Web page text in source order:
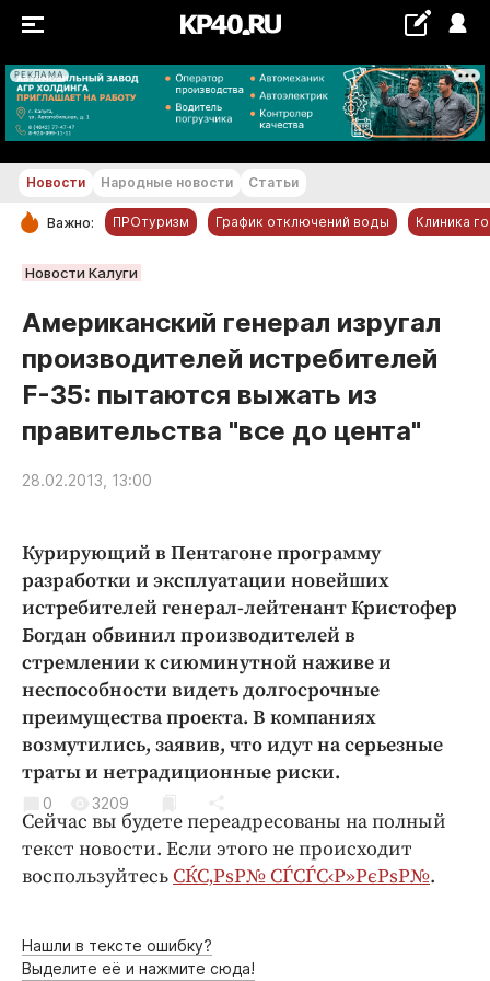
РЕКЛАМА
+21...+22 °С
РУБРИКИ
Новости компаний
Статьи
Народные новости
Авто и транспорт
Благоустройство
Недвижимость и ЖКХ
Образование
Общество
Погода
Праздники
Происшествия
Спорт
Экономика и бизнес
ПРОЕКТЫ
Блоги
Медиаперсона
Новости Народные новости Статьи
Важно: ПРОтуризм График отключений воды Клиника
Новости Калуги
Американский генерал изругал
производителей истребителей
F-35: пытаются выжать из
правительства "все до цента"
28.02.2013, 13:00
Курирующий в Пентагоне программу
разработки и эксплуатации новейших
истребителей генерал-лейтенант Кристофер
Богдан обвинил производителей в
стремлении к сиюминутной наживе и
неспособности видеть долгосрочные
преимущества проекта. В компаниях
возмутились, заявив, что идут на серьезные
траты и нетрадиционные риски.
0 3209
Сейчас вы будете переадресованы на полный
текст новости. Если этого не происходит
воспользуйтесьСЌС‚РѕР№ СЃСЃС‹Р»РєРѕР№.
Нашли в тексте ошибку?
Выделите её и нажмите сюда!